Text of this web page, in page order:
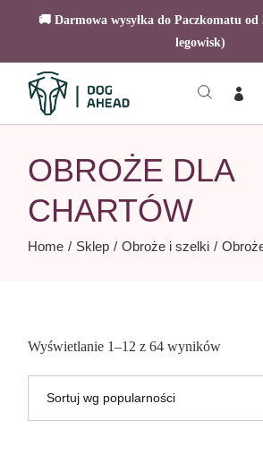
🚚 Darmowa wysyłka do Paczkomatu od
legowisk)
content
OBROŻE DLA
CHARTÓW
Home Sklep Obroże i szelki
Wyświetlanie 1–12 z 64 wyników